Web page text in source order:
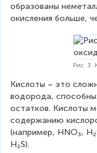
образованы
окисления больше,
Рис. 3.
Кислоты – это
водорода,
остатков. Кислоты
содержанию
(например, HNO₃,
H₂S).